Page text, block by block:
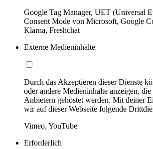
Google Tag Manager, UET (Universal
Consent Mode von Microsoft, Google
Klarna, Freshchat
Externe Medieninhalte
Durch das Akzeptieren dieser Dienste
oder andere Medieninhalte anzeigen,
Anbietern gehostet werden. Mit deiner
wir auf dieser Webseite folgende
Vimeo, YouTube
Erforderlich